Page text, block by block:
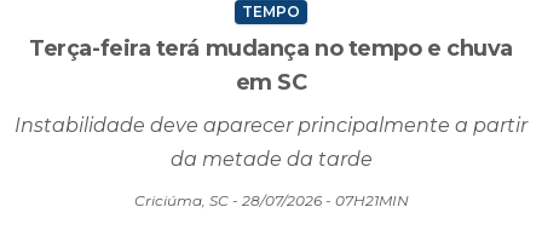
TEMPO
Terça-feira terá mudança no tempo e chuva
em SC
Instabilidade deve aparecer principalmente a partir